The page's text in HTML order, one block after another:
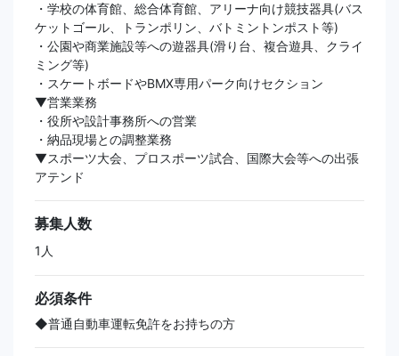
・学校の体育館、総合体育館、アリーナ向け競技器具(バス
ケットゴール、トランポリン、バトミントンポスト等)
・公園や商業施設等への遊器具(滑り台、複合遊具、クライ
ミング等)
・スケートボードやBMX専用パーク向けセクション
▼営業業務
・役所や設計事務所への営業
・納品現場との調整業務
▼スポーツ大会、プロスポーツ試合、国際大会等への出張
アテンド
募集人数
1人
必須条件
◆普通自動車運転免許をお持ちの方